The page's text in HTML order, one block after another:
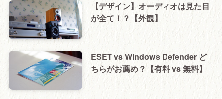
【デザイン】オーディオは見た目
が全て！？【外観】
ESET vs Windows Defender ど
ちらがお薦め？【有料 vs 無料】